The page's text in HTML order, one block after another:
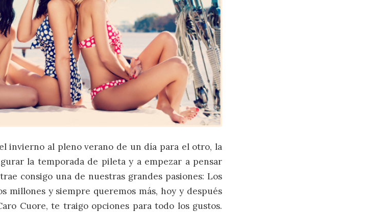
invierno al pleno verano de un día para el otro, la
la temporada de pileta y a empezar a pensar
consigo una de nuestras grandes pasiones: Los
millones y siempre queremos más, hoy y después
Cuore, te traigo opciones para todo los gustos.